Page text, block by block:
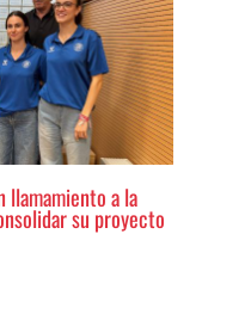
llamamiento a la
su proyecto